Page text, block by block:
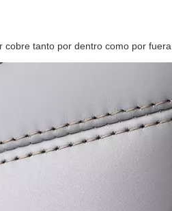
cobre tanto por dentro como por